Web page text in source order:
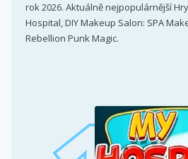
rok 2026. Aktuálně nejpopulárnější
Hospital, DIY Makeup Salon: SPA
Rebellion Punk Magic.